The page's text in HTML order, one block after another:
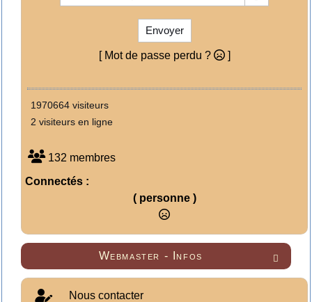
Envoyer
[ Mot de passe perdu ? ]
1970664 visiteurs
2 visiteurs en ligne
132 membres
Connectés :
( personne )

Webmaster - Infos
Nous contacter